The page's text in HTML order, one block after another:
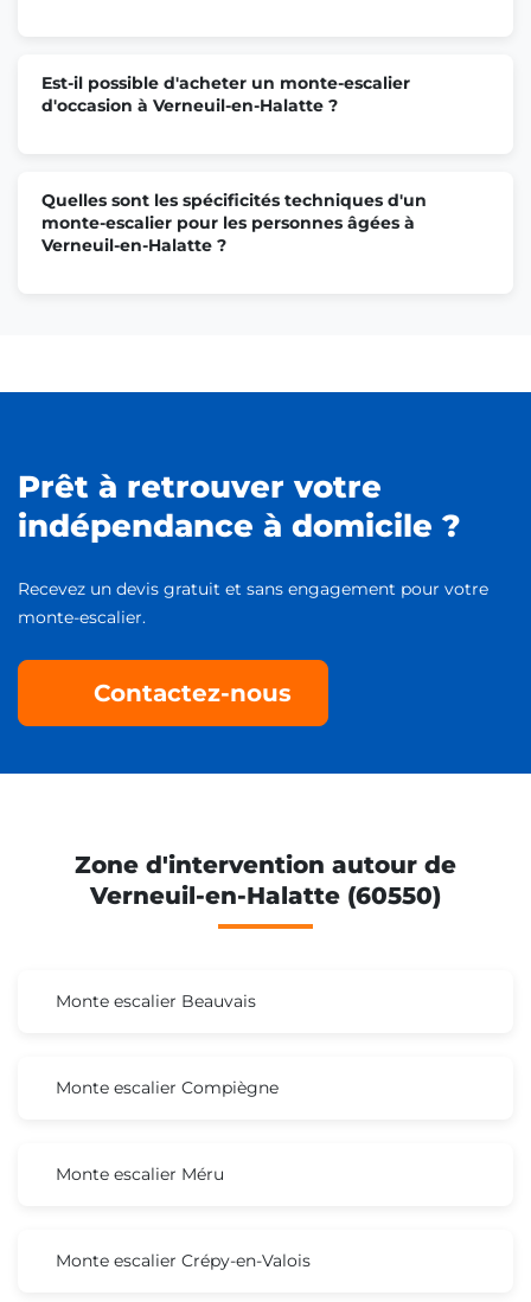
Est-il possible d'acheter un monte-escalier
d'occasion à Verneuil-en-Halatte ?
Quelles sont les spécificités techniques d'un
monte-escalier pour les personnes âgées à
Verneuil-en-Halatte ?
Prêt à retrouver votre
indépendance à domicile ?
Recevez un devis gratuit et sans engagement pour votre
monte-escalier.
Contactez-nous
Zone d'intervention autour de
Verneuil-en-Halatte (60550)
Monte escalier Beauvais
Monte escalier Compiègne
Monte escalier Méru
Monte escalier Crépy-en-Valois